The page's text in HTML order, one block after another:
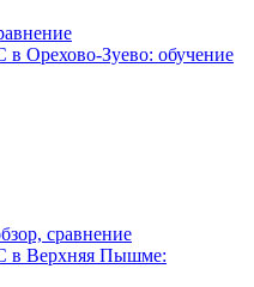
в Орехово-Зуево: обучение
сравнение
в Верхняя Пышме: